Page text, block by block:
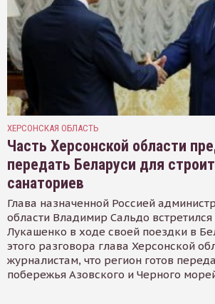
ХЕРСОНСКАЯ ОБЛАСТЬ
Часть Херсонской области
передать Беларуси для
санаториев
Глава назначенной Россией
области Владимир Сальдо
Лукашенко в ходе своей поездки в
этого разговора глава Херсонской
журналистам, что регион готов
побережья Азовского и Черного